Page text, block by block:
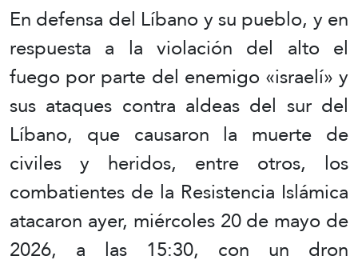
En defensa del Líbano y su pueblo, y en
respuesta a la violación del alto el
fuego por parte del enemigo «israelí» y
sus ataques contra aldeas del sur del
Líbano, que causaron la muerte de
civiles y heridos, entre otros, los
combatientes de la Resistencia Islámica
atacaron ayer, miércoles 20 de mayo de
2026, a las 15:30, con un dron